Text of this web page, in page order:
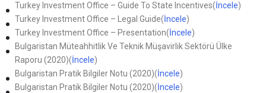
Turkey Investment Office – Guide To State Incentives(İncele)
Turkey Investment Office – Legal Guide(İncele)
Turkey Investment Office – Presentation(İncele)
Bulgaristan Müteahhitlik Ve Teknik Müşavirlik Sektörü Ülke
Raporu (2020)(İncele)
Bulgaristan Pratik Bilgiler Notu (2020)(İncele)
Bulgaristan Pratik Bilgiler Notu (2020)(İncele)